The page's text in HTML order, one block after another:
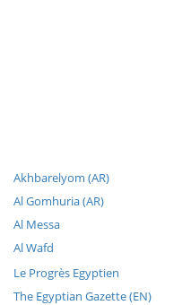
Akhbarelyom (AR)
Al Gomhuria (AR)
Al Messa
Al Wafd
Le Progrès Egyptien
The Egyptian Gazette (EN)